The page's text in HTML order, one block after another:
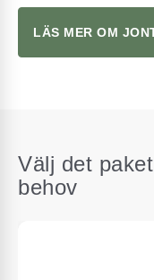
LÄS MER OM
Välj det
behov